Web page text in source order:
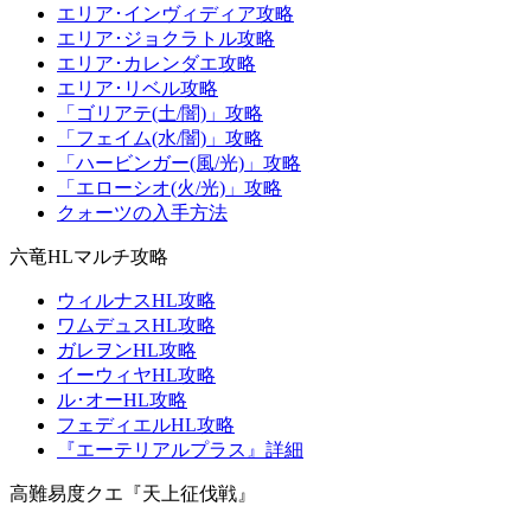
エリア･インヴィディア攻略
エリア･ジョクラトル攻略
エリア･カレンダエ攻略
エリア･リベル攻略
「ゴリアテ(土/闇)」攻略
「フェイム(水/闇)」攻略
「ハービンガー(風/光)」攻略
「エローシオ(火/光)」攻略
クォーツの入手方法
六竜HLマルチ攻略
ウィルナスHL攻略
ワムデュスHL攻略
ガレヲンHL攻略
イーウィヤHL攻略
ル･オーHL攻略
フェディエルHL攻略
『エーテリアルプラス』詳細
高難易度クエ『天上征伐戦』